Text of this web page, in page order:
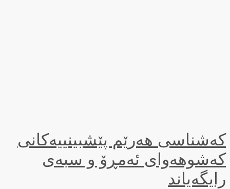
کەشناسی ھەرێم پێشبینییەکانی
کەشوھەوای ئەمڕۆ و سبەی
رایگەیاند